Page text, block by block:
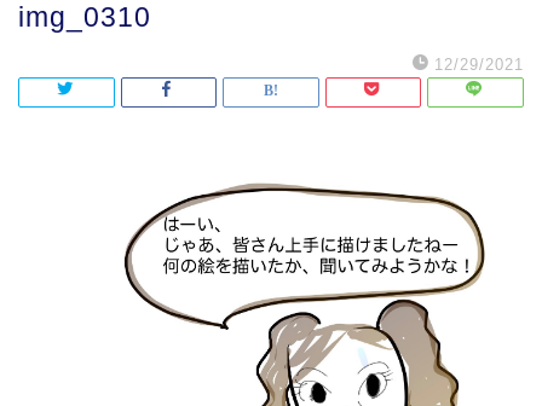
img_0310
12/29/2021